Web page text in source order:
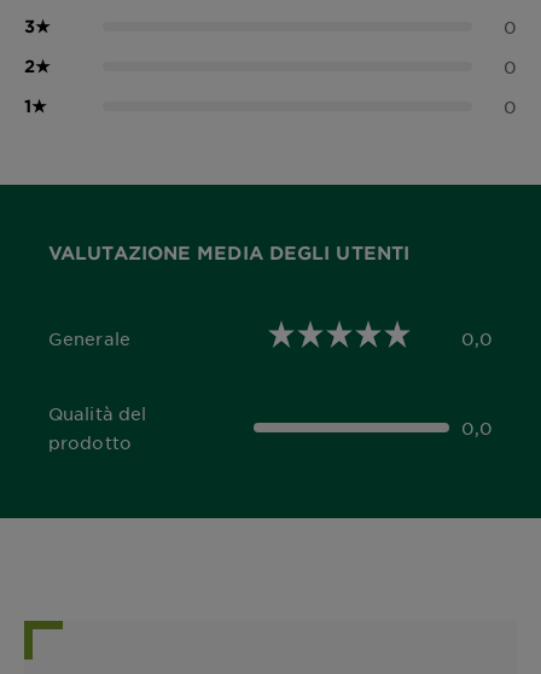
3★ 0
2★ 0
1★ 0
VALUTAZIONE MEDIA DEGLI UTENTI
Generale
0,0 out of 5 stars 0,0
Qualità del
prodotto
0,0 out of 5 stars 0,0